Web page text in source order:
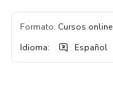
Formato: Cursos
Idioma: Español